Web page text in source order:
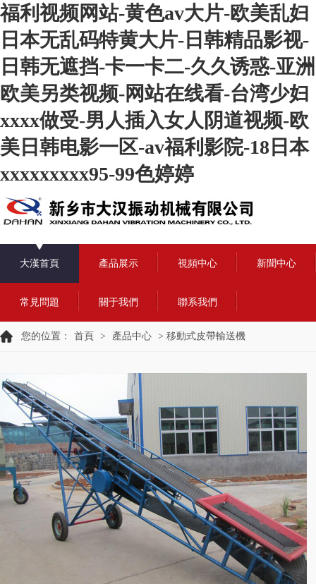
福利视频网站-黄色av大片-欧美乱妇
日本无乱码特黄大片-日韩精品影视-
日韩无遮挡-卡一卡二-久久诱惑-亚洲
欧美另类视频-网站在线看-台湾少妇
xxxx做受-男人插入女人阴道视频-欧
美日韩电影一区-av福利影院-18日本
xxxxxxxxx95-99色婷婷
大漢首頁 產品展示 視頻中心 新聞中心
常見問題 關于我們 聯系我們
您的位置： 首頁 > 產品中心 > 移動式皮帶輸送機